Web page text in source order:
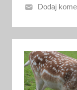
o
a
j
a
Dodaj